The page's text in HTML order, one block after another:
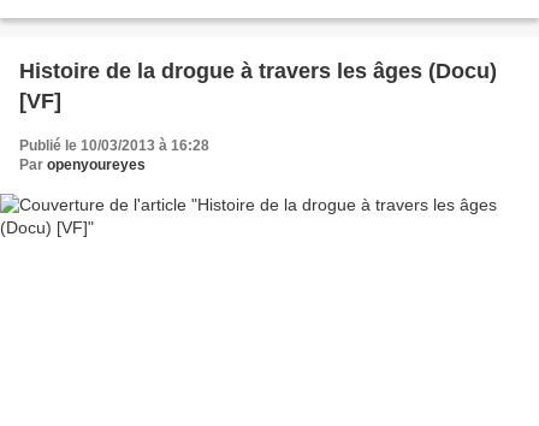
Histoire de la drogue à travers les âges (Docu)
[VF]
Publié le 10/03/2013 à 16:28
Par openyoureyes